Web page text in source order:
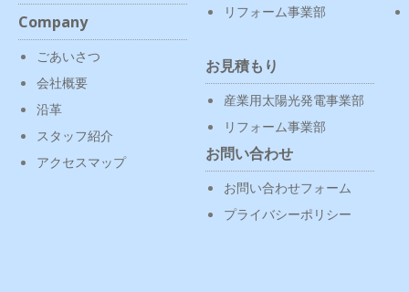
Company
ごあいさつ
会社概要
沿革
スタッフ紹介
アクセスマップ
リフォーム事業部
お見積もり
産業用太陽光発電事業部
リフォーム事業部
お問い合わせ
お問い合わせフォーム
プライバシーポリシー